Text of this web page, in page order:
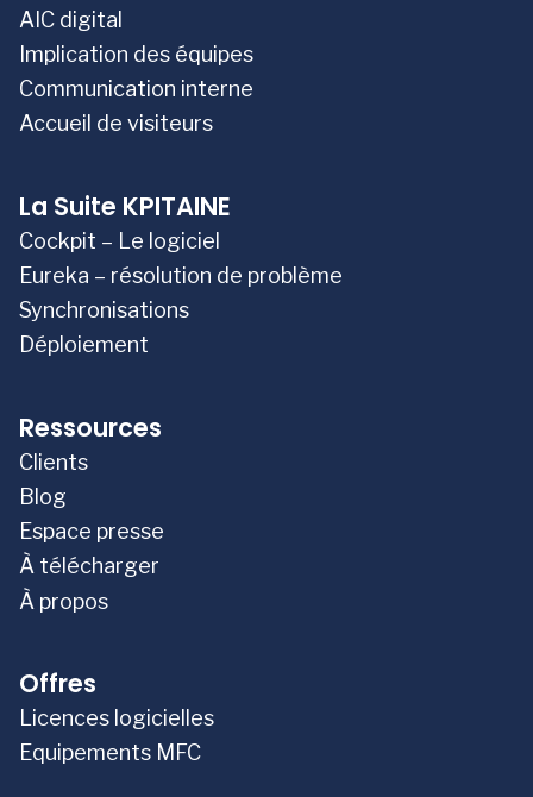
AIC digital
Implication des équipes
Communication interne
Accueil de visiteurs
La Suite KPITAINE
Cockpit – Le logiciel
Eureka – résolution de problème
Synchronisations
Déploiement
Ressources
Clients
Blog
Espace presse
À télécharger
À propos
Offres
Licences logicielles
Equipements MFC